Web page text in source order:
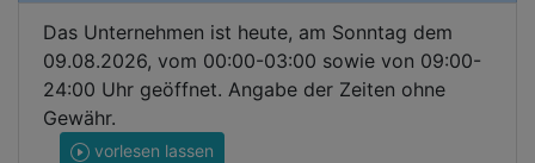
Das Unternehmen ist heute, am Sonntag dem
09.08.2026, vom 00:00-03:00 sowie von 09:00-
24:00 Uhr geöffnet. Angabe der Zeiten ohne
Gewähr.
vorlesen lassen